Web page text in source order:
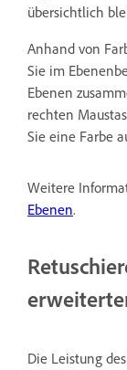
übersichtlich
Anhand von
Sie im
Ebenen
rechten
Sie eine Farbe
Weitere
Ebenen.
Die Leistung